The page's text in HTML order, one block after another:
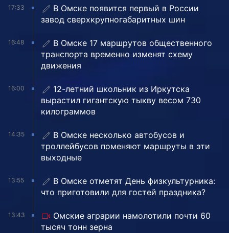
17:33
В Омске появится первый в России
завод сверхкрупногабаритных шин
16:48
В Омске 17 маршрутов общественного
транспорта временно изменят схему
движения
16:00
12-летний школьник из Иркутска
вырастил гигантскую тыкву весом 730
килограммов
14:35
В Омске несколько автобусов и
троллейбусов поменяют маршруты в эти
выходные
13:55
В Омске отметят День физкультурника:
что приготовили для гостей праздника?
13:43
Омские аграрии намолотили почти 60
тысяч тонн зерна